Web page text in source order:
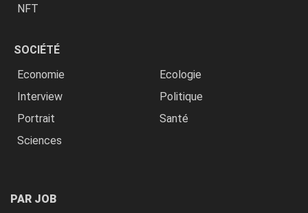
NFT
SOCIÉTÉ
Economie
Ecologie
Interview
Politique
Portrait
Santé
Sciences
PAR JOB